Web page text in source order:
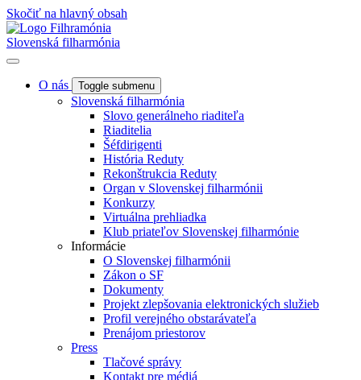
Skočiť na hlavný obsah
Slovenská filharmónia
O nás Toggle submenu
Slovenská filharmónia
Slovo generálneho riaditeľa
Riaditelia
Šéfdirigenti
História Reduty
Rekonštrukcia Reduty
Organ v Slovenskej filharmónii
Konkurzy
Virtuálna prehliadka
Klub priateľov Slovenskej filharmónie
Informácie
O Slovenskej filharmónii
Zákon o SF
Dokumenty
Projekt zlepšovania elektronických služieb
Profil verejného obstarávateľa
Prenájom priestorov
Press
Tlačové správy
Kontakt pre médiá